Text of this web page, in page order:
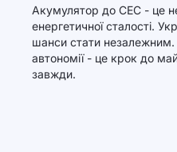
Акумулятор до СЕС - це
енергетичної сталості.
шанси стати незалежним.
автономії - це крок до
завжди.